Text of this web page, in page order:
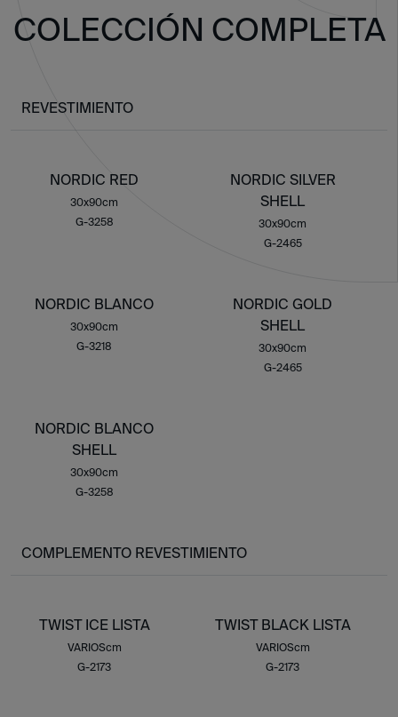
COLECCIÓN COMPLETA
REVESTIMIENTO
NORDIC RED
30x90cm
G-3258
NORDIC SILVER
SHELL
30x90cm
G-2465
NORDIC BLANCO
30x90cm
G-3218
NORDIC GOLD
SHELL
30x90cm
G-2465
NORDIC BLANCO
SHELL
30x90cm
G-3258
COMPLEMENTO REVESTIMIENTO
TWIST ICE LISTA
VARIOScm
G-2173
TWIST BLACK LISTA
VARIOScm
G-2173